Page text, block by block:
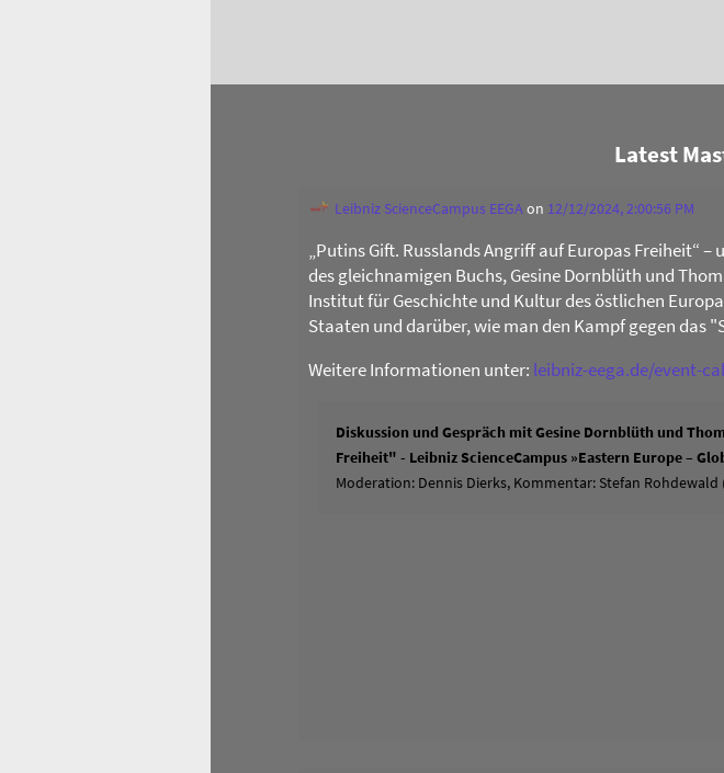
Latest
Leibniz ScienceCampus EEGAon 12/12/2024, 2:00:56 PM
„Putins Gift. Russlands Angriff auf Europas Freiheit“
des gleichnamigen Buchs, Gesine Dornblüth und
Institut für Geschichte und Kultur des östlichen
Staaten und darüber, wie man den Kampf gegen das
Weitere Informationen unter: leibniz-eega.de/event-
Diskussion und Gespräch mit Gesine Dornblüth und
Freiheit" - Leibniz ScienceCampus »Eastern Europe –
Moderation: Dennis Dierks, Kommentar: Stefan Rohdewald